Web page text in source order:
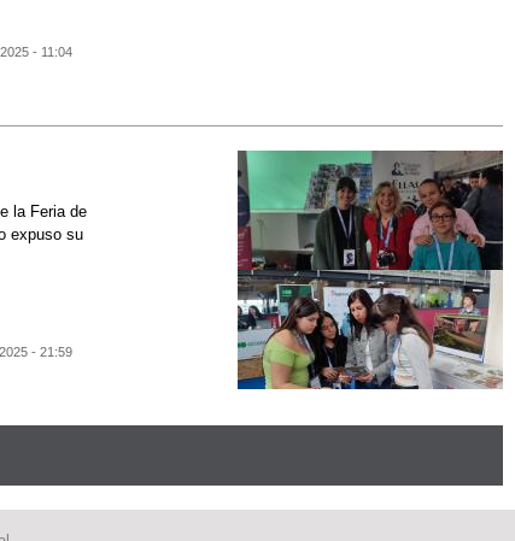
- 11:04
la Feria de
expuso su
- 21:59